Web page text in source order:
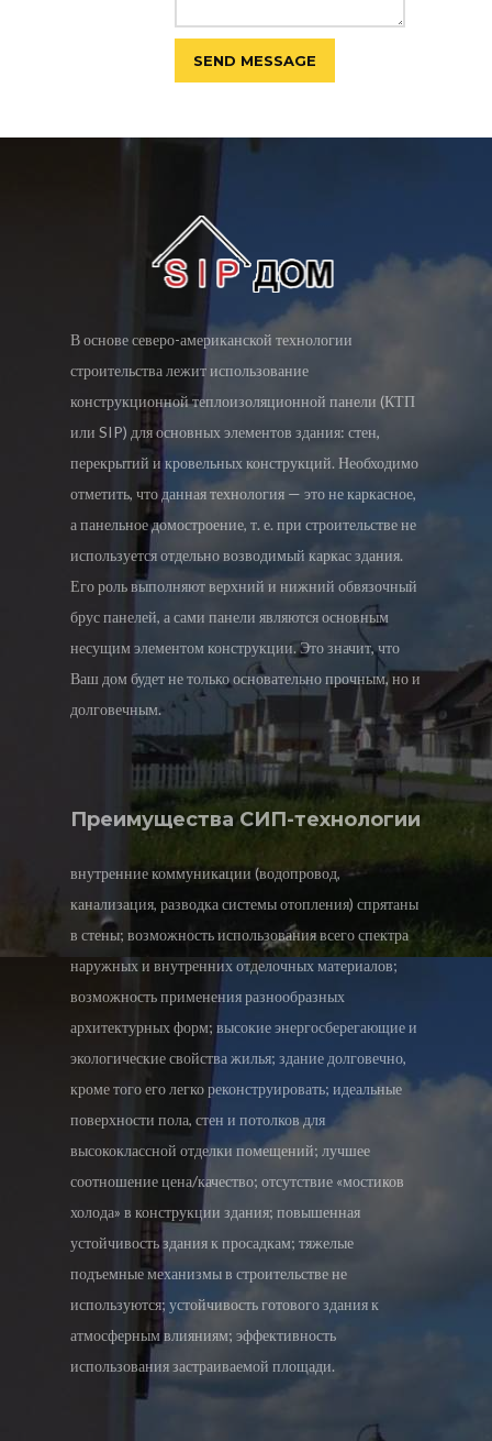
В основе северо-американской технологии
строительства лежит использование
конструкционной теплоизоляционной панели (КТП
или SIP) для основных элементов здания: стен,
перекрытий и кровельных конструкций. Необходимо
отметить, что данная технология — это не каркасное,
а панельное домостроение, т. е. при строительстве не
используется отдельно возводимый каркас здания.
Его роль выполняют верхний и нижний обвязочный
брус панелей, а сами панели являются основным
несущим элементом конструкции. Это значит, что
Ваш дом будет не только основательно прочным, но и
долговечным.
Преимущества СИП-технологии
внутренние коммуникации (водопровод,
канализация, разводка системы отопления) спрятаны
в стены; возможность использования всего спектра
наружных и внутренних отделочных материалов;
возможность применения разнообразных
архитектурных форм; высокие энергосберегающие и
экологические свойства жилья; здание долговечно,
кроме того его легко реконструировать; идеальные
поверхности пола, стен и потолков для
высококлассной отделки помещений; лучшее
соотношение цена/качество; отсутствие «мостиков
холода» в конструкции здания; повышенная
устойчивость здания к просадкам; тяжелые
подъемные механизмы в строительстве не
используются; устойчивость готового здания к
атмосферным влияниям; эффективность
использования застраиваемой площади.